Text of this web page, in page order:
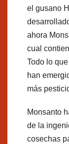
el gusano
ahora
cual
Todo lo
han
más
Monsanto
de la
cosechas